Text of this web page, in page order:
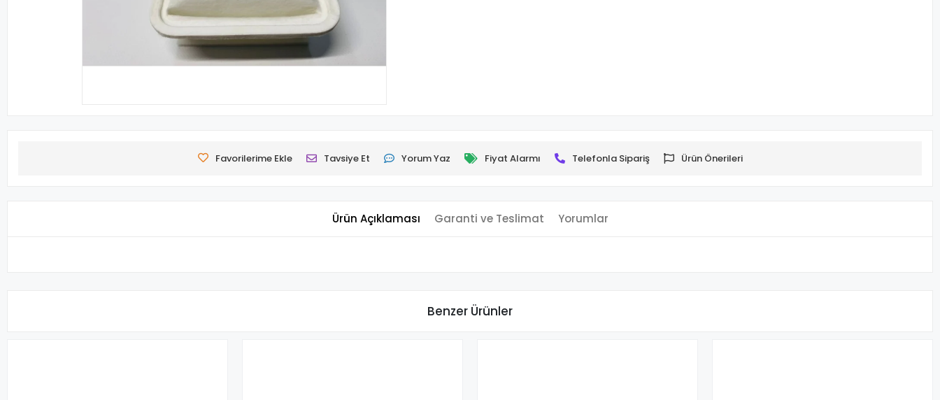
Favorilerime Ekle Tavsiye Et Yorum Yaz Fiyat Alarmı Telefonla Sipariş Ürün Önerileri
Ürün Açıklaması Garanti ve Teslimat Yorumlar
Benzer Ürünler